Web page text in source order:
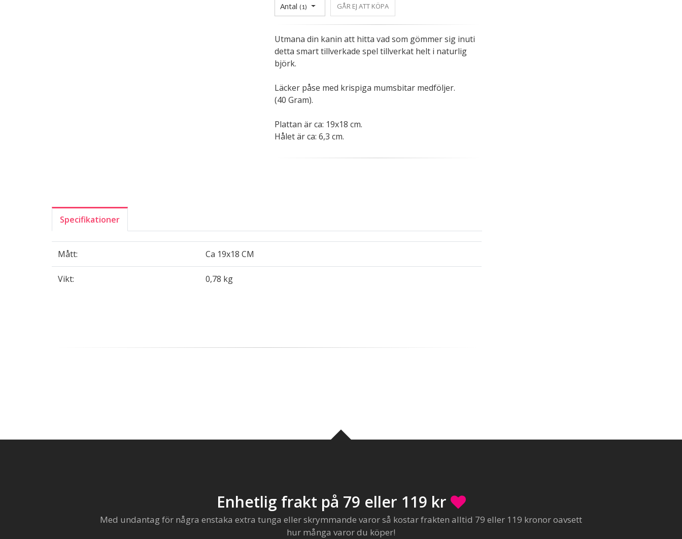
Antal (1) GÅR EJ ATT KÖPA
Utmana din kanin att hitta vad som gömmer sig inuti
detta smart tillverkade spel tillverkat helt i naturlig
björk.
Läcker påse med krispiga mumsbitar medföljer.
(40 Gram).
Plattan är ca: 19x18 cm.
Hålet är ca: 6,3 cm.
Specifikationer
Mått: Ca 19x18 CM
Vikt: 0,78 kg
Enhetlig frakt på 79 eller 119 kr
Med undantag för några enstaka extra tunga eller skrymmande varor så kostar frakten alltid 79 eller 119 kronor oavsett
hur många varor du köper!